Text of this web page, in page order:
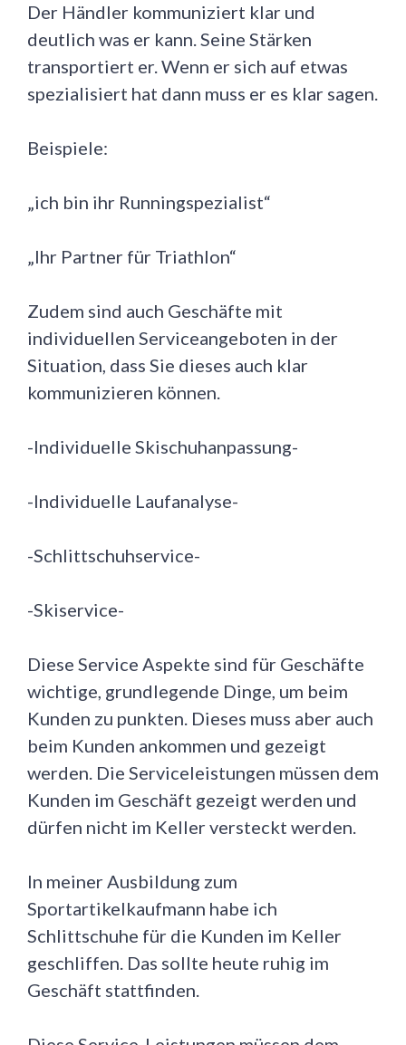
Der Händler kommuniziert klar und
deutlich was er kann. Seine Stärken
transportiert er. Wenn er sich auf etwas
spezialisiert hat dann muss er es klar sagen.
Beispiele:
„ich bin ihr Runningspezialist“
„Ihr Partner für Triathlon“
Zudem sind auch Geschäfte mit
individuellen Serviceangeboten in der
Situation, dass Sie dieses auch klar
kommunizieren können.
-Individuelle Skischuhanpassung-
-Individuelle Laufanalyse-
-Schlittschuhservice-
-Skiservice-
Diese Service Aspekte sind für Geschäfte
wichtige, grundlegende Dinge, um beim
Kunden zu punkten. Dieses muss aber auch
beim Kunden ankommen und gezeigt
werden. Die Serviceleistungen müssen dem
Kunden im Geschäft gezeigt werden und
dürfen nicht im Keller versteckt werden.
In meiner Ausbildung zum
Sportartikelkaufmann habe ich
Schlittschuhe für die Kunden im Keller
geschliffen. Das sollte heute ruhig im
Geschäft stattfinden.